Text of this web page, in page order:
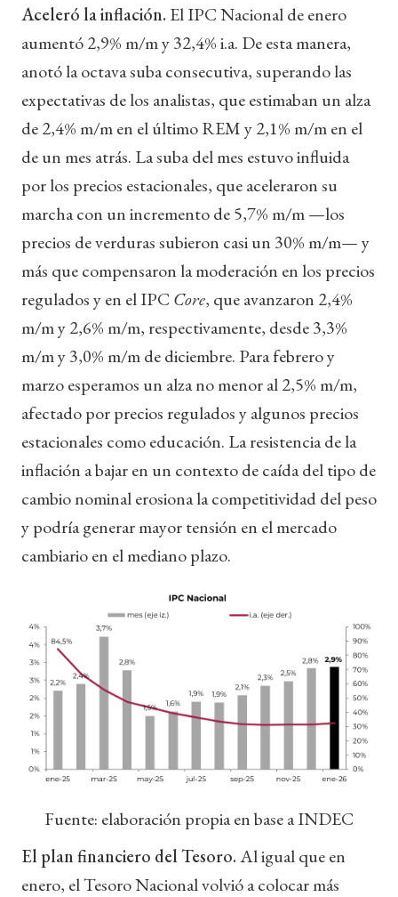
Aceleró la inflación. El IPC Nacional de enero
aumentó 2,9% m/m y 32,4% i.a. De esta manera,
anotó la octava suba consecutiva, superando las
expectativas de los analistas, que estimaban un alza
de 2,4% m/m en el último REM y 2,1% m/m en el
de un mes atrás. La suba del mes estuvo influida
por los precios estacionales, que aceleraron su
marcha con un incremento de 5,7% m/m —los
precios de verduras subieron casi un 30% m/m— y
más que compensaron la moderación en los precios
regulados y en el IPC Core, que avanzaron 2,4%
m/m y 2,6% m/m, respectivamente, desde 3,3%
m/m y 3,0% m/m de diciembre. Para febrero y
marzo esperamos un alza no menor al 2,5% m/m,
afectado por precios regulados y algunos precios
estacionales como educación. La resistencia de la
inflación a bajar en un contexto de caída del tipo de
cambio nominal erosiona la competitividad del peso
y podría generar mayor tensión en el mercado
cambiario en el mediano plazo.
Fuente: elaboración propia en base a INDEC
El plan financiero del Tesoro.Al igual que en
enero, el Tesoro Nacional volvió a colocar más